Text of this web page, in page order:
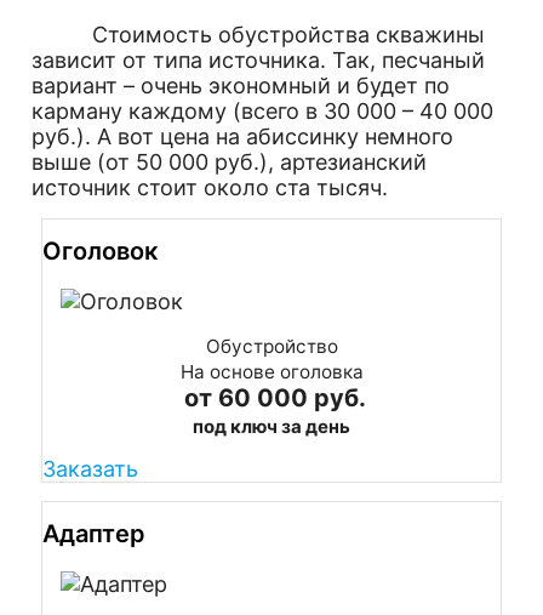
Стоимость обустройства скважины
зависит от типа источника. Так, песчаный
вариант – очень экономный и будет по
карману каждому (всего в 30 000 – 40 000
руб.). А вот цена на абиссинку немного
выше (от 50 000 руб.), артезианский
источник стоит около ста тысяч.
Оголовок
Обустройство
На основе оголовка
от 60 000 руб.
под ключ за день
Заказать
Адаптер